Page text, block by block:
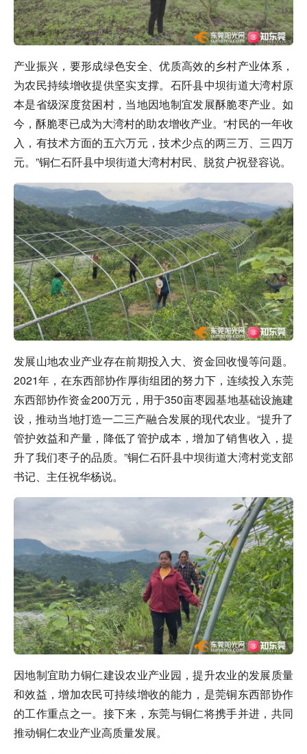
产业振兴，要形成绿色安全、优质高效的乡村产业体系，
为农民持续增收提供坚实支撑。石阡县中坝街道大湾村原
本是省级深度贫困村，当地因地制宜发展酥脆枣产业。如
今，酥脆枣已成为大湾村的助农增收产业。“村民的一年收
入，有技术方面的五六万元，技术少点的两三万、三四万
元。”铜仁石阡县中坝街道大湾村村民、脱贫户祝登容说。
发展山地农业产业存在前期投入大、资金回收慢等问题。
2021年，在东西部协作厚街组团的努力下，连续投入东莞
东西部协作资金200万元，用于350亩枣园基地基础设施建
设，推动当地打造一二三产融合发展的现代农业。“提升了
管护效益和产量，降低了管护成本，增加了销售收入，提
升了我们枣子的品质。”铜仁石阡县中坝街道大湾村党支部
书记、主任祝华杨说。
因地制宜助力铜仁建设农业产业园，提升农业的发展质量
和效益，增加农民可持续增收的能力，是莞铜东西部协作
的工作重点之一。接下来，东莞与铜仁将携手并进，共同
推动铜仁农业产业高质量发展。